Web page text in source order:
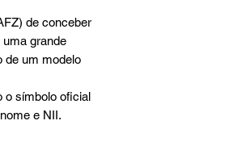
de conceber
grande
de um modelo
o símbolo oficial
e NII.